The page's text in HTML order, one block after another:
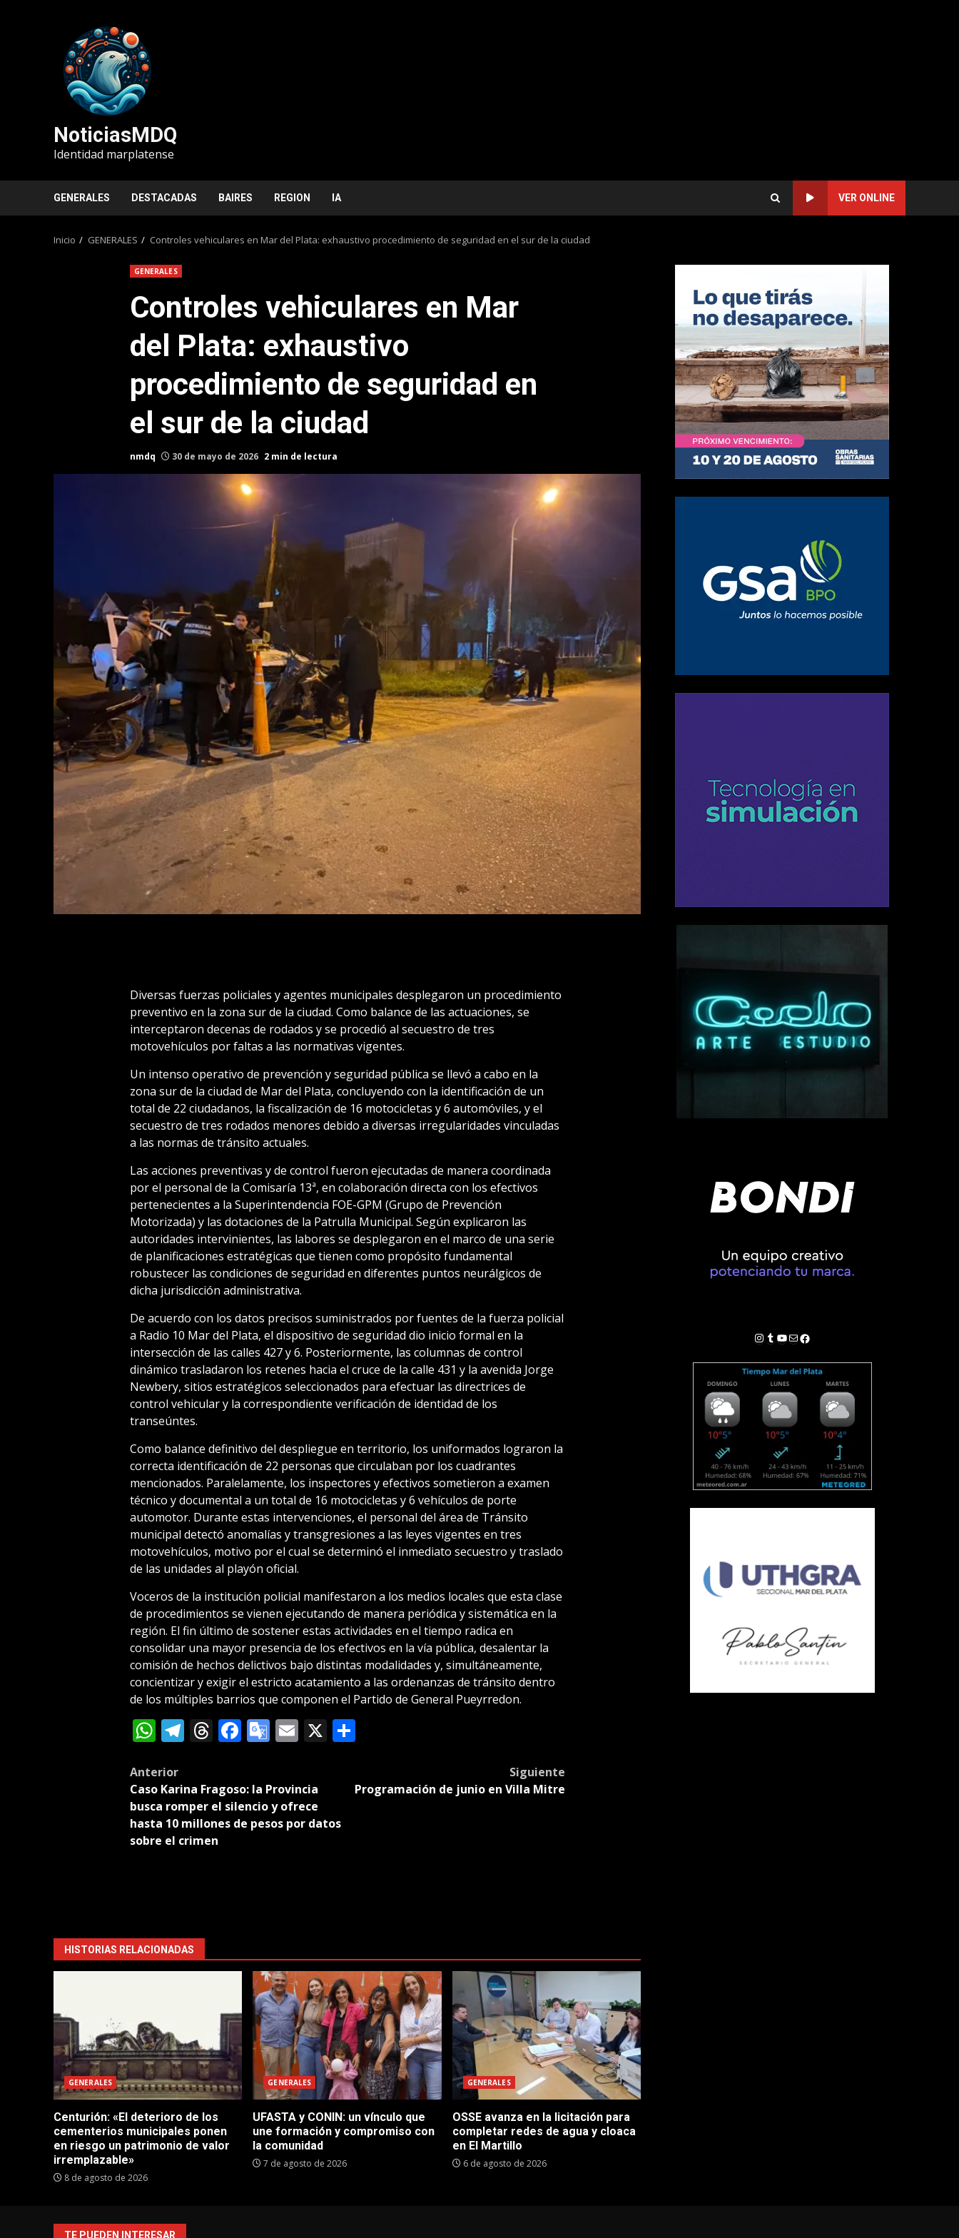
NoticiasMDQ
Identidad marplatense
GENERALES DESTACADAS BAIRES REGION IA VER ONLINE
Inicio GENERALES Controles vehiculares en Mar del Plata: exhaustivo procedimiento de seguridad en el sur de la ciudad
GENERALES
Controles vehiculares en Mar
del Plata: exhaustivo
procedimiento de seguridad en
el sur de la ciudad
nmdq 30 de mayo de 2026 2 min de lectura
Diversas fuerzas policiales y agentes municipales desplegaron un procedimiento
preventivo en la zona sur de la ciudad. Como balance de las actuaciones, se
interceptaron decenas de rodados y se procedió al secuestro de tres
motovehículos por faltas a las normativas vigentes.
Un intenso operativo de prevención y seguridad pública se llevó a cabo en la
zona sur de la ciudad de Mar del Plata, concluyendo con la identificación de un
total de 22 ciudadanos, la fiscalización de 16 motocicletas y 6 automóviles, y el
secuestro de tres rodados menores debido a diversas irregularidades vinculadas
a las normas de tránsito actuales.
Las acciones preventivas y de control fueron ejecutadas de manera coordinada
por el personal de la Comisaría 13ª, en colaboración directa con los efectivos
pertenecientes a la Superintendencia FOE-GPM (Grupo de Prevención
Motorizada) y las dotaciones de la Patrulla Municipal. Según explicaron las
autoridades intervinientes, las labores se desplegaron en el marco de una serie
de planificaciones estratégicas que tienen como propósito fundamental
robustecer las condiciones de seguridad en diferentes puntos neurálgicos de
dicha jurisdicción administrativa.
De acuerdo con los datos precisos suministrados por fuentes de la fuerza policial
a Radio 10 Mar del Plata, el dispositivo de seguridad dio inicio formal en la
intersección de las calles 427 y 6. Posteriormente, las columnas de control
dinámico trasladaron los retenes hacia el cruce de la calle 431 y la avenida Jorge
Newbery, sitios estratégicos seleccionados para efectuar las directrices de
control vehicular y la correspondiente verificación de identidad de los
transeúntes.
Como balance definitivo del despliegue en territorio, los uniformados lograron la
correcta identificación de 22 personas que circulaban por los cuadrantes
mencionados. Paralelamente, los inspectores y efectivos sometieron a examen
técnico y documental a un total de 16 motocicletas y 6 vehículos de porte
automotor. Durante estas intervenciones, el personal del área de Tránsito
municipal detectó anomalías y transgresiones a las leyes vigentes en tres
motovehículos, motivo por el cual se determinó el inmediato secuestro y traslado
de las unidades al playón oficial.
Voceros de la institución policial manifestaron a los medios locales que esta clase
de procedimientos se vienen ejecutando de manera periódica y sistemática en la
región. El fin último de sostener estas actividades en el tiempo radica en
consolidar una mayor presencia de los efectivos en la vía pública, desalentar la
comisión de hechos delictivos bajo distintas modalidades y, simultáneamente,
concientizar y exigir el estricto acatamiento a las ordenanzas de tránsito dentro
de los múltiples barrios que componen el Partido de General Pueyrredon.
WhatsApp
Telegram
Threads
Facebook
Google
Email
X Compartir
Post
navigation
Anterior
Caso Karina Fragoso: la Provincia
busca romper el silencio y ofrece
hasta 10 millones de pesos por datos
sobre el crimen
Siguiente
Programación de junio en Villa Mitre
HISTORIAS RELACIONADAS
GENERALES
Centurión: «El deterioro de los
cementerios municipales ponen
en riesgo un patrimonio de valor
irremplazable»
8 de agosto de 2026
GENERALES
UFASTA y CONIN: un vínculo que
une formación y compromiso con
la comunidad
7 de agosto de 2026
GENERALES
OSSE avanza en la licitación para
completar redes de agua y cloaca
en El Martillo
6 de agosto de 2026
Instagram
Tumblr
YouTube
Correo electrónico
Facebook
TE PUEDEN INTERESAR